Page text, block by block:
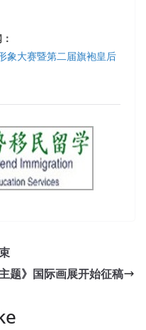
象大赛暨第二届旗袍皇后
主题》国际画展开始征稿